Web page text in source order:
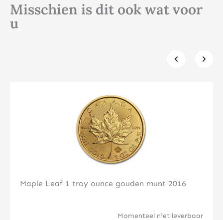
Misschien is dit ook wat voor
u
Maple Leaf 1 troy ounce gouden munt 2016
Momenteel niet leverbaar
Klik hier